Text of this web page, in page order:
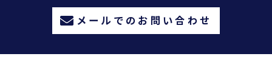
メールでのお問い合わせ